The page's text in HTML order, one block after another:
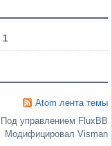
1
Atom лента темы
Под управлением FluxBB
Модифицировал Visman